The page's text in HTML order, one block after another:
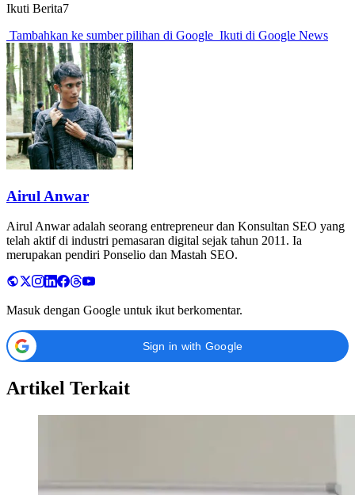
Ikuti Berita7
Tambahkan ke sumber pilihan di Google Ikuti di Google News
Airul Anwar
Airul Anwar adalah seorang entrepreneur dan Konsultan SEO yang
telah aktif di industri pemasaran digital sejak tahun 2011. Ia
merupakan pendiri Ponselio dan Mastah SEO.
Masuk dengan Google untuk ikut berkomentar.
Sign in with Google
Artikel Terkait